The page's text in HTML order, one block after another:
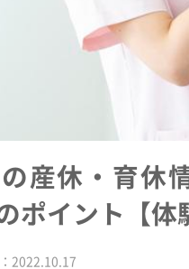
産休・育休
ポイント【体
2022.10.17